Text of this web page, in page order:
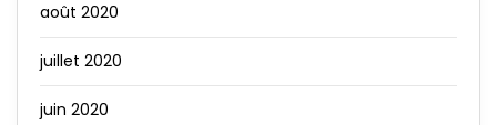
août 2020
juillet 2020
juin 2020